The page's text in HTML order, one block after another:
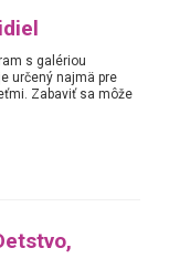
s galériou
určený najmä pre
Zabaviť sa môže